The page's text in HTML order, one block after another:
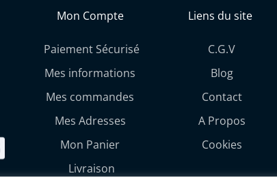
Mon Compte
Paiement Sécurisé
Mes informations
Mes commandes
Mes Adresses
Mon Panier
Livraison
Liens du site
C.G.V
Blog
Contact
A Propos
Cookies